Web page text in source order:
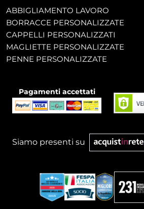
ABBIGLIAMENTO LAVORO
BORRACCE PERSONALIZZATE
CAPPELLI PERSONALIZZATI
MAGLIETTE PERSONALIZZATE
PENNE PERSONALIZZATE
Pagamenti accettati
Siamo presenti su